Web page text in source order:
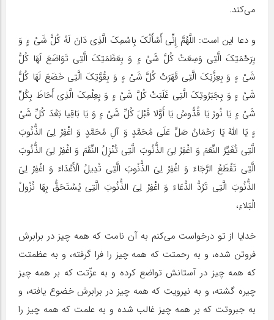
مى‌کند.
و دعا این است: اللَّهُمَّ إِنِّی أَسْأَلُکَ بِاسْمِکَ الَّذِی دَانَ لَهُ کُلُّ شَیْ ءٍ وَ
بِرَحْمَتِکَ الَّتِی وَسِعَتْ کُلَّ شَیْ ءٍ وَ بِعَظَمَتِکَ الَّتِی تَوَاضَعَ لَهَا کُلُّ
شَیْ ءٍ وَ بِعِزَّتِکَ الَّتِی قَهَرَتْ کُلَّ شَیْ ءٍ وَ بِقُوَّتِکَ الَّتِی خَضَعَ لَهَا کُلُّ
شَیْ ءٍ وَ بِجَبَرُوتِکَ الَّتِی غَلَبَتْ کُلَّ شَیْ ءٍ وَ بِعِلْمِکَ الَّذِی أَحَاطَ بِکُلِّ
شَیْ ءٍ یَا نُورُ یَا قُدُّوسُ یَا أَوَّلا قَبْلَ کُلِّ شَیْ ءٍ وَ یَا بَاقِیا بَعْدَ کُلِّ شَیْ
ءٍ یَا اللَّهُ یَا رَحْمَانُ صَلِّ عَلَى مُحَمَّدٍ وَ آلِ مُحَمَّدٍ وَ اغْفِرْ لِیَ الذُّنُوبَ
الَّتِی تُغَیِّرُ النِّعَمَ وَ اغْفِرْ لِیَ الذُّنُوبَ الَّتِی تُنْزِلُ النِّقَمَ وَ اغْفِرْ لِیَ الذُّنُوبَ
الَّتِی تَقْطَعُ الرَّجَاءَ وَ اغْفِرْ لِیَ الذُّنُوبَ الَّتِی تُدِیلُ الْأَعْدَاءَ وَ اغْفِرْ لِیَ
الذُّنُوبَ الَّتِی تَرُدُّ الدُّعَاءَ وَ اغْفِرْ لِیَ الذُّنُوبَ الَّتِی یُسْتَحَقُّ بِهَا نُزُولُ
الْبَلاءِ،
خدایا از تو درخواست می‌کنم به آن نامت که همه چیز در برابرش
فروتن شده، و به رحمتت که همه چیز را فرا گرفته، و به عظمتت
که همه چیز در آستانش تواضع کرده و به عزّتت که بر همه چیز
چیره گشته، و به نیرویت که همه چیز در برابرش خضوع یافته، و
به جبروتت که بر همه چیز غالب شده و به علمت که همه چیز را